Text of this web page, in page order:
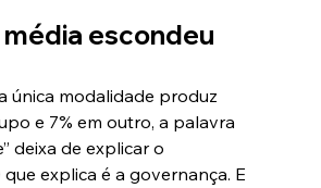
média escondeu
única modalidade produz
e 7% em outro, a palavra
deixa de explicar o
explica é a governança. E